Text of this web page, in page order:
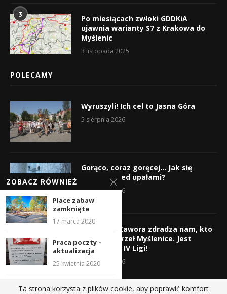
3
Po miesiącach zwłoki GDDKiA
ujawnia warianty S7 z Krakowa do
Myślenic
3 listopada 2025
POLECAMY
Wyruszyli! Ich cel to Jasna Góra
5 sierpnia 2026
Gorąco, coraz goręcej… Jak się
chronić przed upałami?
4 sierpnia 2026
Krzysztof Zawora zdradza nam, kto
wzmocni Orzeł Myślenice. Jest
nazwisko z IV Ligi!
3 sierpnia 2026
ZOBACZ RÓWNIEŻ
Place zabaw
zamknięte
17 marca 2020
Praca poczty –
aktualizacja
25 kwietnia 2020
Obradowała Rada
Ta strona korzysta z plików cookie, aby poprawić komfort